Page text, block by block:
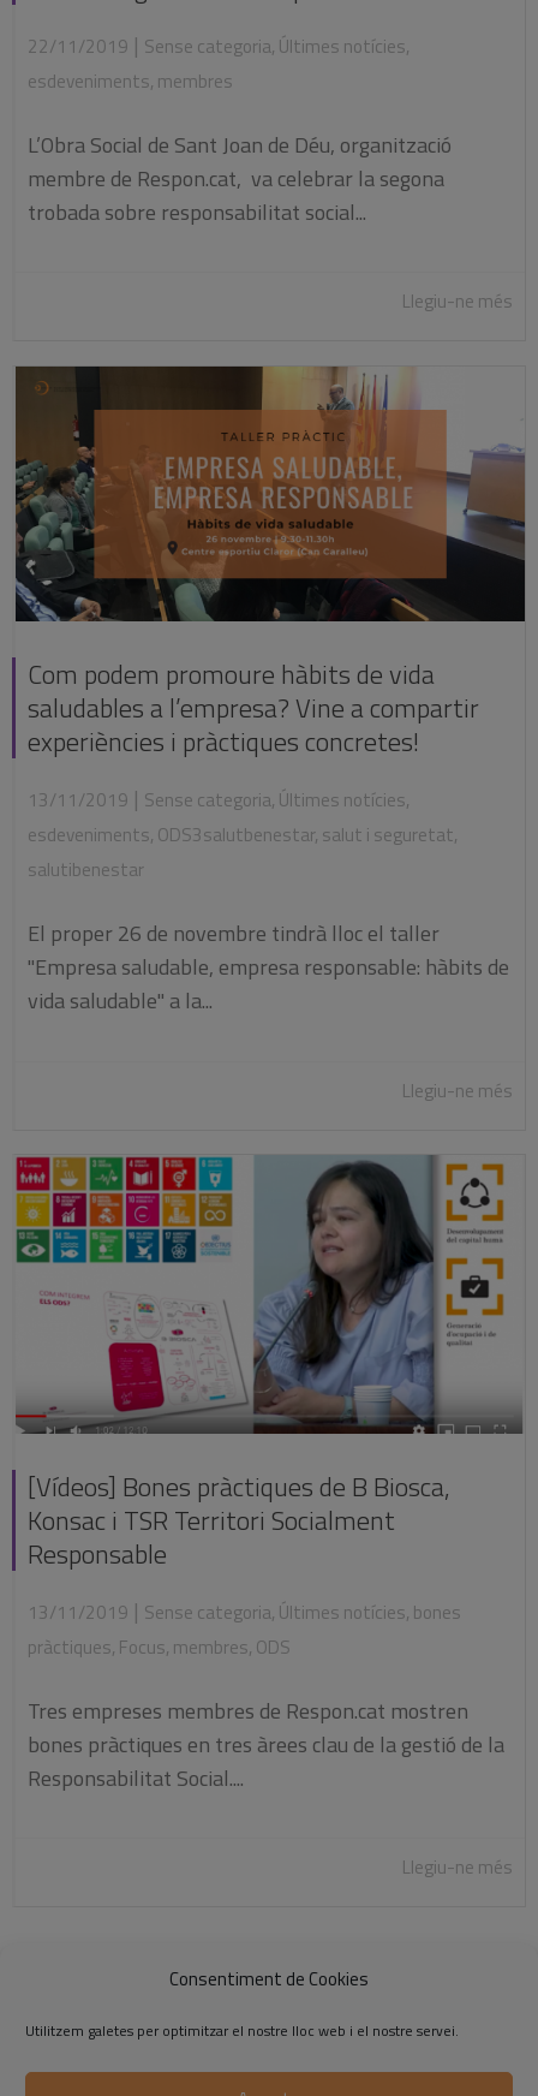
Consentiment de Cookies
Utilitzem galetes per optimitzar el nostre lloc web i el nostre servei.
22/11/2019 | Sense categoria, Últimes notícies,
esdeveniments, membres
L’Obra Social de Sant Joan de Déu, organització
membre de Respon.cat, va celebrar la segona
trobada sobre responsabilitat social...
Llegiu-ne més
Com podem promoure hàbits de vida
saludables a l’empresa? Vine a compartir
experiències i pràctiques concretes!
13/11/2019 | Sense categoria, Últimes notícies,
esdeveniments, ODS3salutbenestar, salut i seguretat,
salutibenestar
El proper 26 de novembre tindrà lloc el taller
"Empresa saludable, empresa responsable: hàbits de
vida saludable" a la...
Llegiu-ne més
[Vídeos] Bones pràctiques de B Biosca,
Konsac i TSR Territori Socialment
Responsable
13/11/2019 | Sense categoria, Últimes notícies, bones
pràctiques, Focus, membres, ODS
Tres empreses membres de Respon.cat mostren
bones pràctiques en tres àrees clau de la gestió de la
Responsabilitat Social....
Llegiu-ne més
2 3 … 8